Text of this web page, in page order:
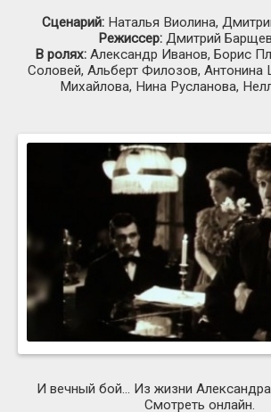
Сценарий: Наталья Виолина,
Режиссер: Дмитрий
В ролях:Александр Иванов, Борис
Соловей, Альберт Филозов, Антонина
Михайлова, Нина Русланова,
И вечный бой... Из жизни
Смотреть онлайн.